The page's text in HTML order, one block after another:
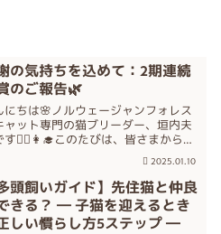
の気持ちを込めて：2期連続
のご報告🌿
にちは🌸ノルウェージャンフォレス
ャット専門の猫ブリーダー、垣内夫
す👨‍⚕️👩‍🎓このたびは、皆さまからの
い応援と高い評価をたくさんいただ
おかげさまで《みんなの子猫ブリー
アワード》において、『2024年度上
』・『2...
2025.01.10
多頭飼いガイド】先住猫と仲良
きる？ ― 子猫を迎えるとき
しい慣らし方5ステップ ―